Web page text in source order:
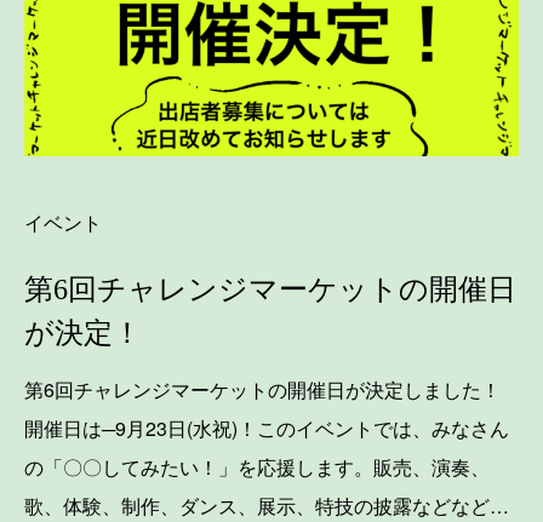
イベント
第6回チャレンジマーケットの開催日
が決定！
第6回チャレンジマーケットの開催日が決定しました！
開催日は─9月23日(水祝)！このイベントでは、みなさん
の「〇〇してみたい！」を応援します。販売、演奏、
歌、体験、制作、ダンス、展示、特技の披露などなど…